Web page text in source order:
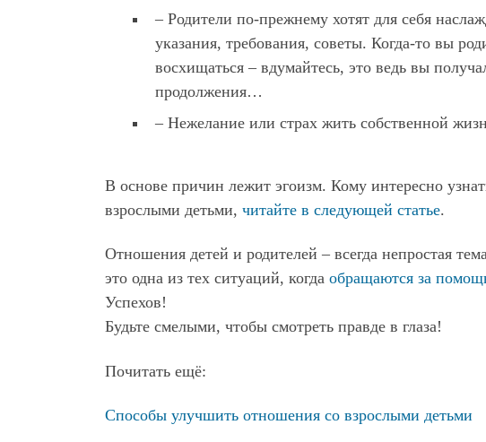
– Родители по-прежнему хотят для себя
указания, требования, советы. Когда-то вы
восхищаться – вдумайтесь, это ведь вы
продолжения…
– Нежелание или страх жить собственной
В основе причин лежит эгоизм. Кому интересно
взрослыми детьми, читайте в следующей статье.
Отношения детей и родителей – всегда непростая
это одна из тех ситуаций, когда обращаются за
Успехов!
Будьте смелыми, чтобы смотреть правде в глаза!
Почитать ещё:
Способы улучшить отношения со взрослыми детьми